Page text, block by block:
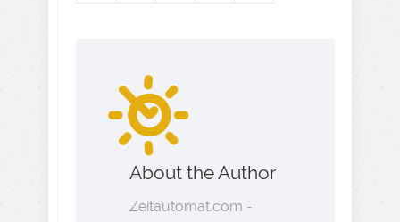
About the Author
Zeitautomat.com -